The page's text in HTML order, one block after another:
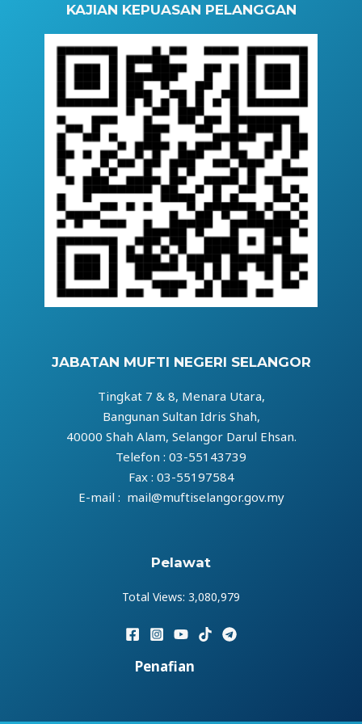
KAJIAN KEPUASAN PELANGGAN
JABATAN MUFTI NEGERI SELANGOR
Tingkat 7 & 8, Menara Utara,
Bangunan Sultan Idris Shah,
40000 Shah Alam, Selangor Darul Ehsan.
Telefon : 03-55143739
Fax : 03-55197584
E-mail : mail@muftiselangor.gov.my
Pelawat
Total Views: 3,080,979
Penafian